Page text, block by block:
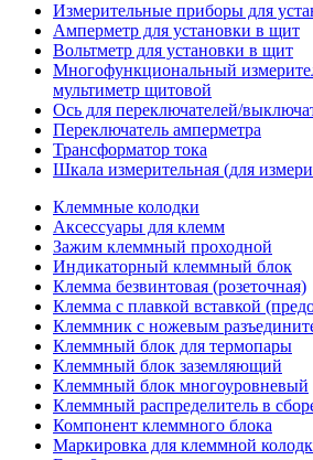
Измерительные приборы для
Амперметр для установки в щит
Вольтметр для установки в щит
Многофункциональный
мультиметр щитовой
Ось для переключателей/
Переключатель амперметра
Трансформатор тока
Шкала измерительная (для
Клеммные колодки
Аксессуары для клемм
Зажим клеммный проходной
Индикаторный клеммный блок
Клемма безвинтовая (розеточная)
Клемма с плавкой вставкой
Клеммник с ножевым
Клеммный блок для термопары
Клеммный блок заземляющий
Клеммный блок многоуровневый
Клеммный распределитель в
Компонент клеммного блока
Маркировка для клеммной